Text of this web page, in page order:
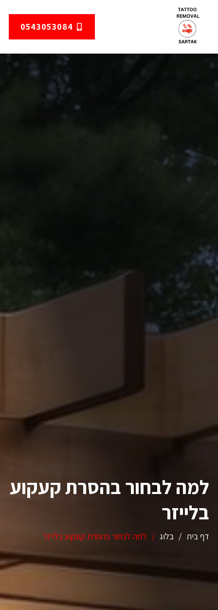
0543053084
למה לבחור בהסרת קעקוע
בלייזר
דף בית / בלוג / למה לבחור בהסרת קעקוע בלייזר